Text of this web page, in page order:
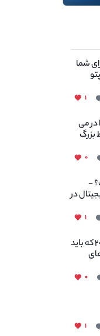
شما
۱
در می
بزرگ
۰
-
در
۱
مهم ترین رویداد های کریپتویی ۲۰۲۳ که باید
۰
۱